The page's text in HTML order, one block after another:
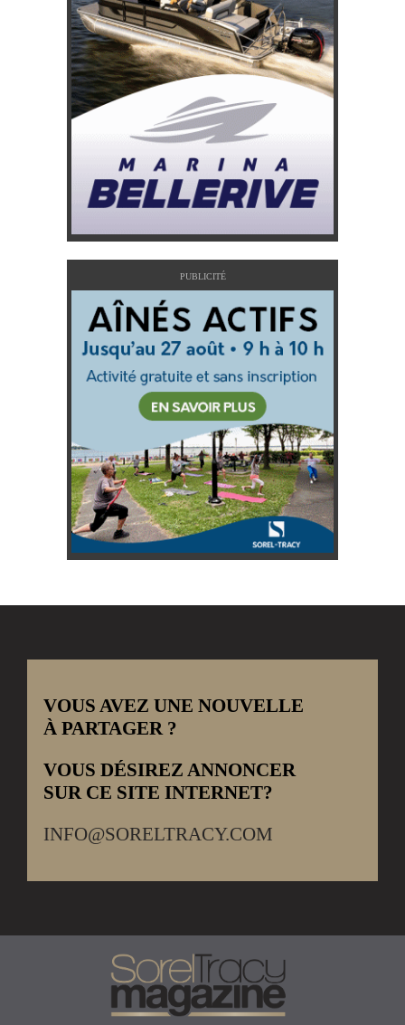
PUBLICITÉ
VOUS AVEZ UNE NOUVELLE
À PARTAGER ?
VOUS DÉSIREZ ANNONCER
SUR CE SITE INTERNET?
INFO@SORELTRACY.COM